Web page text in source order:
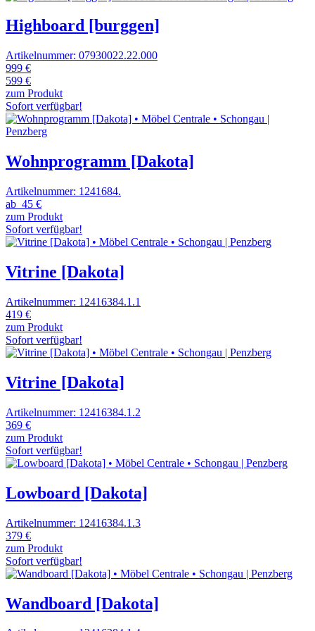
Highboard [burggen]
Artikelnummer: 07930022.22.000
999 €
599 €
zum Produkt
Sofort verfügbar!
Wohnprogramm [Dakota]
Artikelnummer: 1241684.
ab 45 €
zum Produkt
Sofort verfügbar!
Vitrine [Dakota]
Artikelnummer: 12416384.1.1
419 €
zum Produkt
Sofort verfügbar!
Vitrine [Dakota]
Artikelnummer: 12416384.1.2
369 €
zum Produkt
Sofort verfügbar!
Lowboard [Dakota]
Artikelnummer: 12416384.1.3
379 €
zum Produkt
Sofort verfügbar!
Wandboard [Dakota]